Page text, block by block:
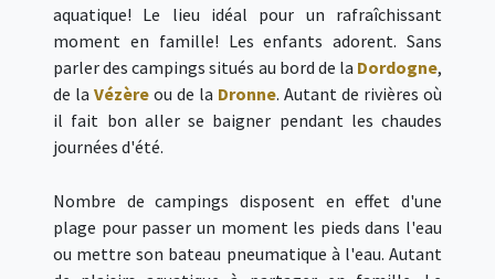
aquatique! Le lieu idéal pour un rafraîchissant
moment en famille! Les enfants adorent. Sans
parler des campings situés au bord de la Dordogne,
de la Vézère ou de la Dronne. Autant de rivières où
il fait bon aller se baigner pendant les chaudes
journées d'été.
Nombre de campings disposent en effet d'une
plage pour passer un moment les pieds dans l'eau
ou mettre son bateau pneumatique à l'eau. Autant